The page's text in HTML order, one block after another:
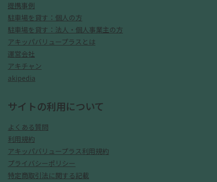
提携事例
駐車場を貸す：個人の方
駐車場を貸す：法人・個人事業主の方
アキッパバリュープラスとは
運営会社
アキチャン
akipedia
サイトの利用について
よくある質問
利用規約
アキッパバリュープラス利用規約
プライバシーポリシー
特定商取引法に関する記載